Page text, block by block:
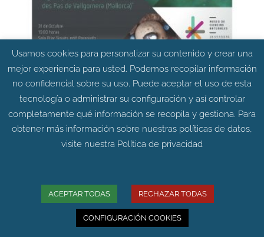
un viaje al legado paleontológico de la Cova
des Pas de Vallgornera
24/10/2018
de cuevas en su territorio. Una de estas cuevas, la
Cova des Pas de Vallgornera, localizada en la zona
costera del municipio de Llucmajor, es la cavidad
Usamos cookies para personalizar su contenido y crear una
mejor experiencia para usted. Podemos recopilar información
no confidencial sobre su uso. Puede aceptar el uso de esta
tecnología o administrar su configuración y así controlar
completamente qué información se recopila y gestiona. Para
obtener más información sobre nuestras políticas de datos,
visite nuestra Política de privacidad
ACEPTAR TODAS RECHAZAR TODAS
CONFIGURACIÓN COOKIES